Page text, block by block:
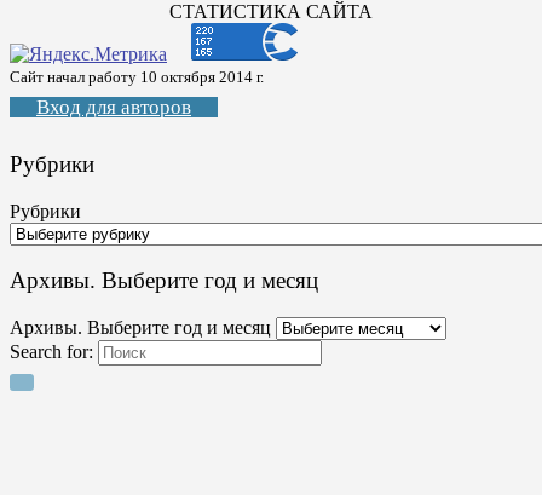
СТАТИСТИКА САЙТА
Сайт начал работу 10 октября 2014 г.
Вход для авторов
Рубрики
Рубрики
Архивы. Выберите год и месяц
Архивы. Выберите год и месяц
Search for: